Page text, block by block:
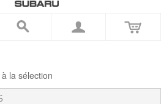
la sélection